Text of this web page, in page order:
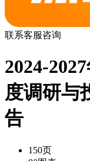
联系客服咨询
2024-
度调研与
告
150页